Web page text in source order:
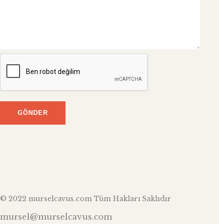
© 2022 murselcavus.com Tüm Hakları Saklıdır
mursel@murselcavus.com